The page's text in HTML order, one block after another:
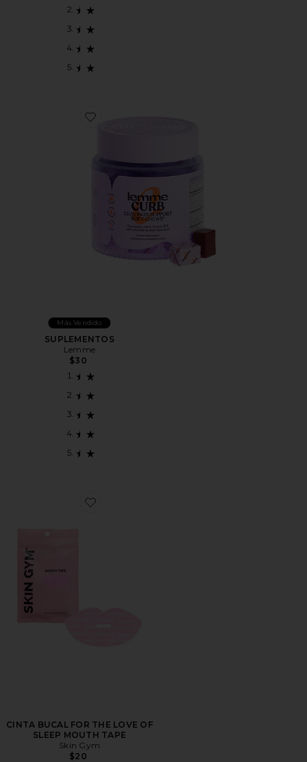
Favorite SUPLEMENTOS
Más Vendido
SUPLEMENTOS
Lemme
$30
Favorite CINTA BUCAL FOR THE LOVE OF SLEEP
CINTA BUCAL FOR THE LOVE OF
SLEEP MOUTH TAPE
Skin Gym
$20